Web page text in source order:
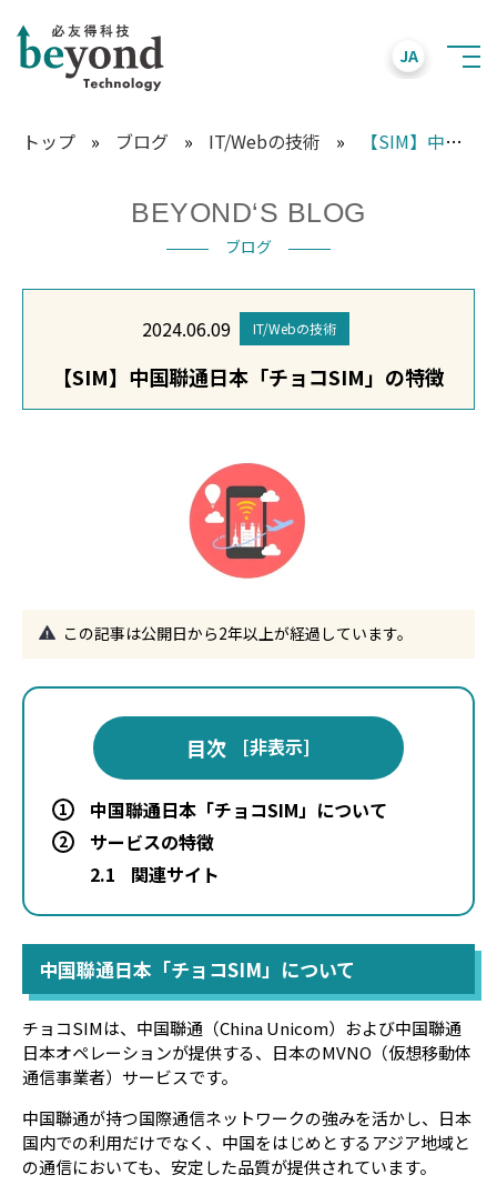
JA
トップ » ブログ » IT/Webの技術 » 【SIM】中国聯通日本「チョコSIM」の特徴
BEYOND‘S BLOG
ブログ
2024.06.09 IT/Webの技術
【SIM】中国聯通日本「チョコSIM」の特徴
この記事は公開日から2年以上が経過しています。
目次 [非表示]
1 中国聯通日本「チョコSIM」について
2
サービスの特徴
2.1
関連サイト
中国聯通日本「チョコSIM」について
チョコSIMは、中国聯通（China Unicom）および中国聯通
日本オペレーションが提供する、日本のMVNO（仮想移動体
通信事業者）サービスです。
中国聯通が持つ国際通信ネットワークの強みを活かし、日本
国内での利用だけでなく、中国をはじめとするアジア地域と
の通信においても、安定した品質が提供されています。